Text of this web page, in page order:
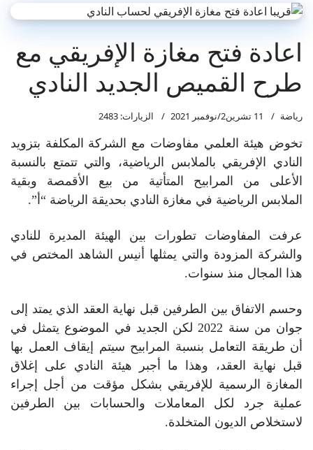
اعادة فتح مغازة الإفريقي مع
طرح القميص الجديد النادي
رياضة 11 تشرين2/نوفمبر 2021 الزيارات: 2483
تخوض هيئة العلمي مفاوضات مع الشركة المكلفة بتزويد
النادي الإفريقي بالملابس الرياضية، والتي تتمتع بالنسبة
الأعلى من المرابيح المتأتية من بيع الأقمصة وبقية
الملابس الرياضية في مغازة النادي بحديقة الرياضة “أ”.
عرفت المفاوضات تطورات بين الهيئة المديرة للنادي
والشركة المزودة والتي يمثلها أنيس الشاهد المختص في
هذا المجال منذ سنوات.
وحسم الاتفاق بين الطرفين قبل نهاية العقد الذي يمتد إلى
جوان من سنة 2022 لكن الجديد في الموضوع يتمثل في
أن طريقة التعامل بنسبة المرابيح سيتم إيقاف العمل بها
قبل نهاية العقد، وهذا ما أجبر هيئة النادي على إغلاق
المغازة الرسمية للإفريقي بشكل مؤقت من أجل إجراء
عملية جرد لكل المعاملات والحسابات بين الطرفين
لاستخلاص الديون المتخلدة.